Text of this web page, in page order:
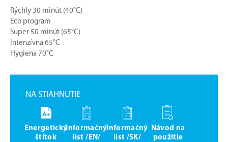
Rýchly 30 minút (40°C)
Eco program
Super 50 minút (65°C)
Intenzívna 65°C
Hygiena 70°C
NA STIAHNUTIE
Energetický
štítok
Informačný
list /EN/
Informačný
list /SK/
Návod na
použitie